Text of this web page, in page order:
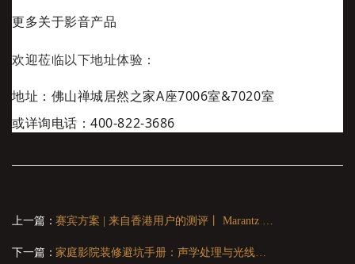
更多关于影音产品
欢迎莅临以下地址体验：
地址：佛山禅城居然之家A座7006室&7020室
或详询电话：400-822-3686
上一篇：
下一篇：